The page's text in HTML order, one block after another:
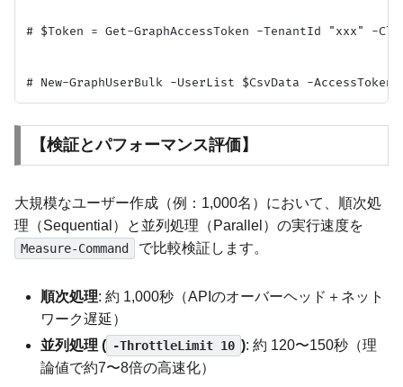
# $Token = Get-GraphAccessToken -TenantId "xxx"
【検証とパフォーマンス評価】
大規模なユーザー作成（例：1,000名）において、順次処
理（Sequential）と並列処理（Parallel）の実行速度を
Measure-Command で比較検証します。
順次処理: 約 1,000秒（APIのオーバーヘッド＋ネット
ワーク遅延）
並列処理 ( -ThrottleLimit 10 ): 約 120〜150秒（理
論値で約7〜8倍の高速化）